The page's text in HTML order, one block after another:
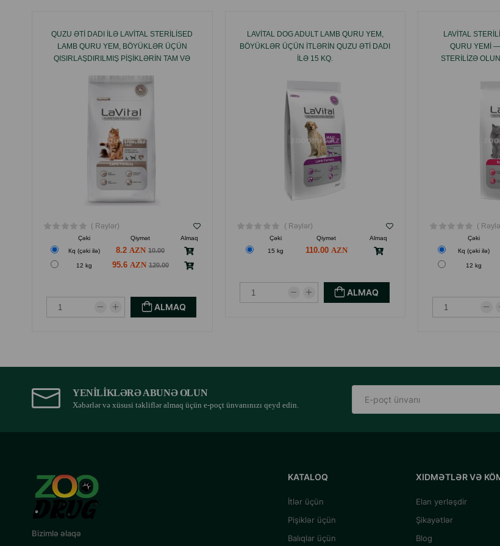
QUZU ƏTI DADI ILƏ LAVITAL STERILISED
LAMB QURU YEM, BÖYÜKLƏR ÜÇÜN
QISIRLAŞDIRILMIŞ PIŞIKLƏRIN TAM VƏ
( Rəylər)
Çəki Qiymət
Almaq
Кq (çəki ilə)
8.2 10.00
12 kg 95.6 120.00
ALMAQ
LAVITAL DOG ADULT LAMB QURU YEM,
BÖYÜKLƏR ÜÇÜN ITLƏRIN QUZU ƏTI DADI
ILƏ 15 KQ.
( Rəylər)
Çəki Qiymət
Almaq
15 kg
110.00
ALMAQ
LAVITAL
QURU YEMI —
STERILIZƏ
(
Çəki
Кq (çəki ilə)
12 kg
YENILIKLƏRƏ ABUNƏ OLUN
Xəbərlər və xüsusi təkliflər almaq üçün e-poçt ünvanınızı qeyd edin.
Bizimlə əlaqə
KATALOQ
İtlər üçün
Pişiklər üçün
Balıqlar üçün
XIDMƏTLƏR VƏ
Elan yerləşdir
Şikayətlər
Blog